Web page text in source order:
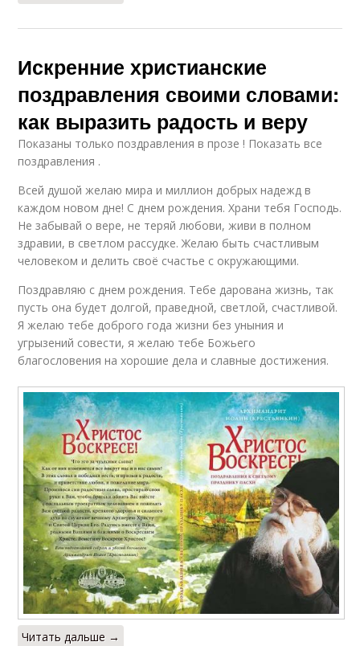
Искренние христианские
поздравления своими словами:
как выразить радость и веру
Показаны только поздравления в прозе ! Показать все
поздравления .
Всей душой желаю мира и миллион добрых надежд в
каждом новом дне! С днем рождения. Храни тебя Господь.
Не забывай о вере, не теряй любови, живи в полном
здравии, в светлом рассудке. Желаю быть счастливым
человеком и делить своё счастье с окружающими.
Поздравляю с днем рождения. Тебе дарована жизнь, так
пусть она будет долгой, праведной, светлой, счастливой.
Я желаю тебе доброго года жизни без уныния и
угрызений совести, я желаю тебе Божьего
благословения на хорошие дела и славные достижения.
Читать дальше →